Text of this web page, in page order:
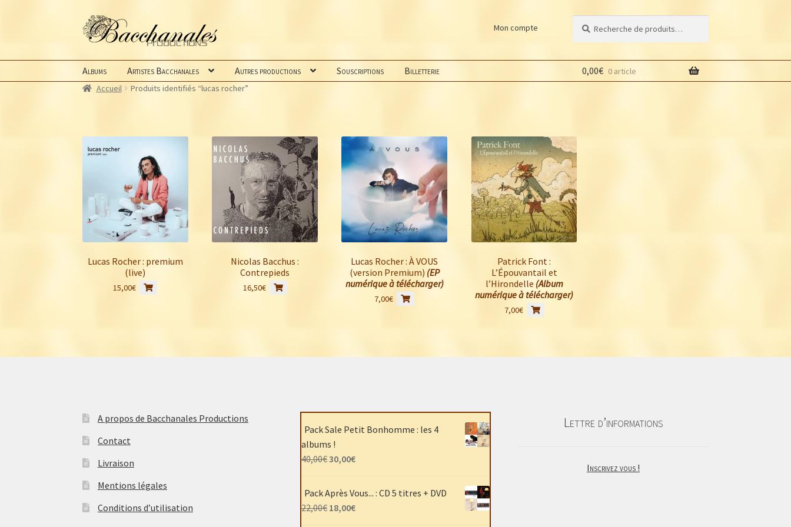
Aller
à
navigation
Aller
au
Mon compte
pour :
Albums Artistes Bacchanales Autres productions Souscriptions Billetterie 0,00€ 0 article
Accueil
Produits identifiés “lucas rocher”
Lucas Rocher : premium
(live)
15,00€
Nicolas Bacchus :
Contrepieds
16,50€
Lucas Rocher : À VOUS
(version Premium) (EP
numérique à télécharger)
7,00€
Patrick Font :
L’Épouvantail et
l’Hirondelle (Album
numérique à télécharger)
7,00€
A propos de Bacchanales Productions
Contact
Livraison
Mentions légales
Conditions d’utilisation
Pack Sale Petit Bonhomme : les 4
albums !
40,00€Le
initial
était :
30,00€Le
actuel
Pack Après Vous... : CD 5 titres + DVD
22,00€ Le
18,00€Le
Lettre d’informations
Inscrivez vous !